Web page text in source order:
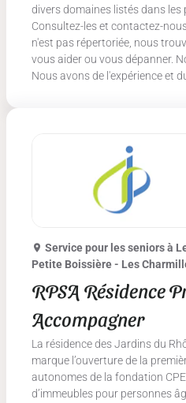
divers domaines listés dans les
Consultez-les et contactez-
n'est pas répertoriée, nous
vous aider ou vous dépanner.
Nous avons de l'expérience et
Service pour les seniorsà
Petite Boissière - Les
RPSA Résidence
Accompagner
La résidence des Jardins du
marque l’ouverture de la
autonomes de la fondation
d’immeubles pour personnes